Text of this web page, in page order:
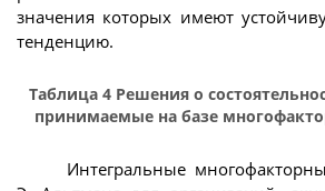
значения которых имеют
тенденцию.
Таблица 4 Решения о
принимаемые на базе
Интегральные